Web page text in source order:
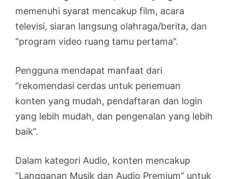
memenuhi syarat mencakup film, acara
televisi, siaran langsung olahraga/berita, dan
“program video ruang tamu pertama”.
Pengguna mendapat manfaat dari
“rekomendasi cerdas untuk penemuan
konten yang mudah, pendaftaran dan login
yang lebih mudah, dan pengenalan yang lebih
baik”.
Dalam kategori Audio, konten mencakup
“Langganan Musik dan Audio Premium” untuk